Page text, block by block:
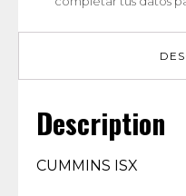
Description
CUMMINS ISX